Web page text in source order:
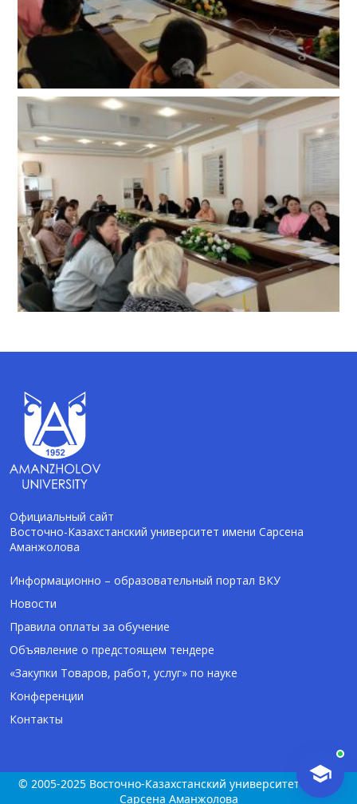
Официальный сайт
Восточно-Казахстанский университет имени Сарсена
Аманжолова
Информационно – образовательный портал ВКУ
Новости
Правила оплаты за обучение
Объявление о предстоящем тендере
«Закупки Товаров, работ, услуг» по науке
Конференции
Контакты
© 2005-2025 Восточно-Казахстанский университет имени
Сарсена Аманжолова
Помощник Amanzholov University
Здравствуйте! Я AI-Talapker — помощник
ВКУ им. Сарсена Аманжолова (ВКУ). Отвечу
на вопросы о поступлении в бакалавриат,